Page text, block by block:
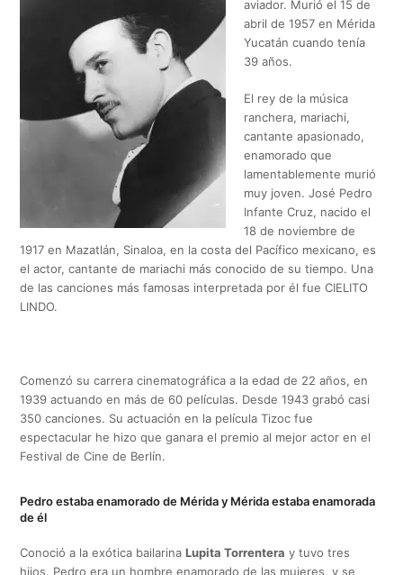
aviador. Murió el 15 de
abril de 1957 en Mérida
Yucatán cuando tenía
39 años.
El rey de la música
ranchera, mariachi,
cantante apasionado,
enamorado que
lamentablemente murió
muy joven. José Pedro
Infante Cruz, nacido el
18 de noviembre de
1917 en Mazatlán, Sinaloa, en la costa del Pacífico mexicano, es
el actor, cantante de mariachi más conocido de su tiempo. Una
de las canciones más famosas interpretada por él fue CIELITO
LINDO.
Comenzó su carrera cinematográfica a la edad de 22 años, en
1939 actuando en más de 60 películas. Desde 1943 grabó casi
350 canciones. Su actuación en la película Tizoc fue
espectacular he hizo que ganara el premio al mejor actor en el
Festival de Cine de Berlín.
Pedro estaba enamorado de Mérida y Mérida estaba enamorada
de él
Conoció a la exótica bailarinaLupita Torrentera y tuvo tres
hijos. Pedro era un hombre enamorado de las mujeres, y se